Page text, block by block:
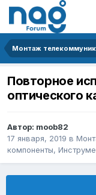
Повторное
оптического
Автор: moob82
17 января, 2019 в
компоненты,